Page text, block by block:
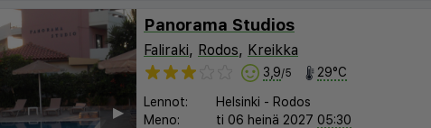
▶︎
Panorama Studios
Faliraki, Rodos, Kreikka
3,9/5 29°C
Lennot: Helsinki - Rodos
Meno:
ti 06 heinä 2027 05:30